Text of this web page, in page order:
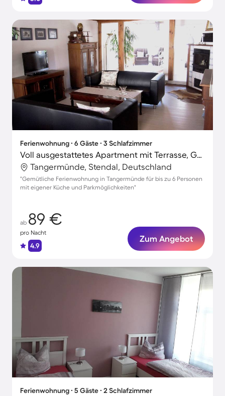
Ferienwohnung ∙ 6 Gäste ∙ 3 Schlafzimmer
Voll ausgestattetes Apartment mit Terrasse, Garten und Grill | Naturblick | Perfekt für die Arbeit von Zuhause
Tangermünde, Stendal, Deutschland
"Gemütliche Ferienwohnung in Tangermünde für bis zu 6 Personen
mit eigener Küche und Parkmöglichkeiten"
ab 89 €
pro Nacht
4.9
Zum Angebot
Ferienwohnung ∙ 5 Gäste ∙ 2 Schlafzimmer